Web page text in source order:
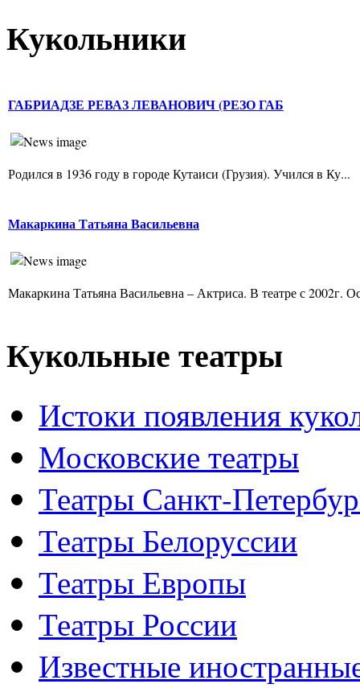
Кукольники
ГАБРИАДЗЕ РЕВАЗ ЛЕВАНОВИЧ (РЕЗО ГАБ
Родился в 1936 году в городе Кутаиси (Грузия). Учился в Ку...
Макаркина Татьяна Васильевна
Макаркина Татьяна Васильевна – Актриса. В театре с 2002г.
Кукольные театры
Истоки появления
Московские театры
Театры Санкт-
Театры Белоруссии
Театры Европы
Театры России
Известные